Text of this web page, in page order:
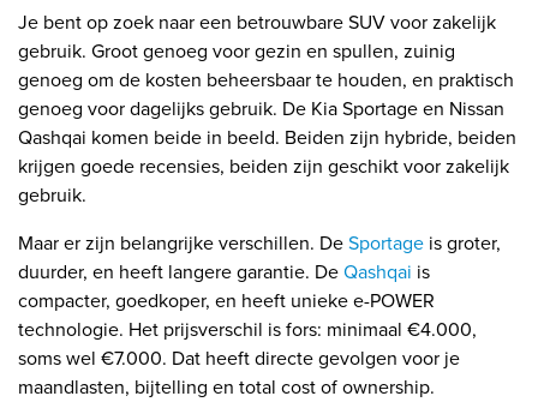
Je bent op zoek naar een betrouwbare SUV voor zakelijk
gebruik. Groot genoeg voor gezin en spullen, zuinig
genoeg om de kosten beheersbaar te houden, en praktisch
genoeg voor dagelijks gebruik. De Kia Sportage en Nissan
Qashqai komen beide in beeld. Beiden zijn hybride, beiden
krijgen goede recensies, beiden zijn geschikt voor zakelijk
gebruik.
Maar er zijn belangrijke verschillen. DeSportage is groter,
duurder, en heeft langere garantie. DeQashqai is
compacter, goedkoper, en heeft unieke e-POWER
technologie. Het prijsverschil is fors: minimaal €4.000,
soms wel €7.000. Dat heeft directe gevolgen voor je
maandlasten, bijtelling en total cost of ownership.